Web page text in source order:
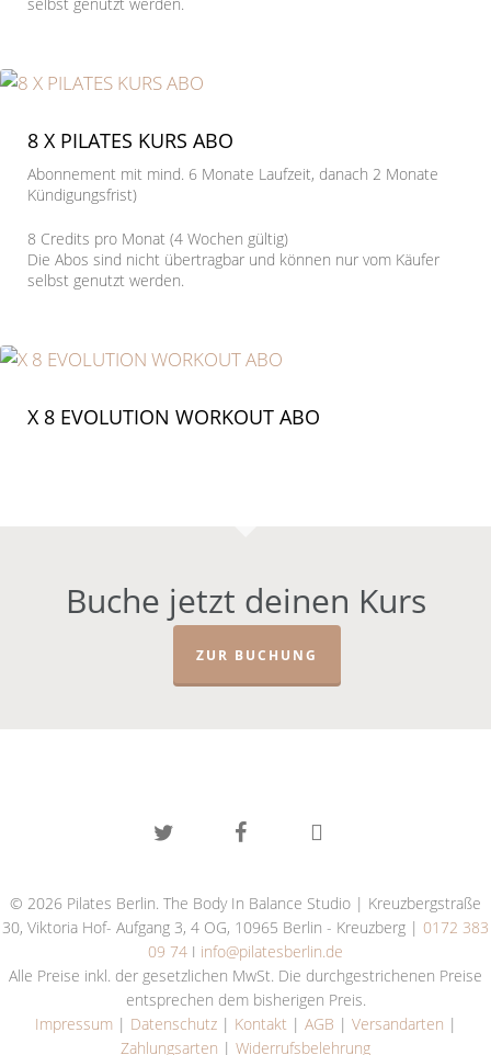
8 X PILATES KURS ABO
Abonnement mit mind. 6 Monate Laufzeit, danach 2 Monate
Kündigungsfrist)
8 Credits pro Monat (4 Wochen gültig)
Die Abos sind nicht übertragbar und können nur vom Käufer
selbst genutzt werden.
X 8 EVOLUTION WORKOUT ABO
Buche jetzt deinen Kurs
ZUR BUCHUNG
facebook
© 2026 Pilates Berlin. The Body In Balance Studio | Kreuzbergstraße
30, Viktoria Hof- Aufgang 3, 4 OG, 10965 Berlin - Kreuzberg | 0172 383
09 74 I info@pilatesberlin.de
Alle Preise inkl. der gesetzlichen MwSt. Die durchgestrichenen Preise
entsprechen dem bisherigen Preis.
Impressum| Datenschutz| Kontakt | AGB | Versandarten |
Zahlungsarten | Widerrufsbelehrung